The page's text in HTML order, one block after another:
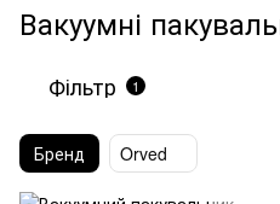
Вакуумні
Фільтр 1
Бренд Orved